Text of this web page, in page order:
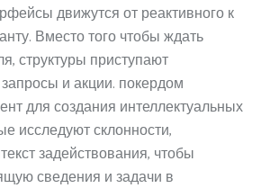
движутся от реактивного к
Вместо того чтобы ждать
структуры приступают
и акции. покердом
для создания интеллектуальных
исследуют склонности,
задействования, чтобы
сведения и задачи в